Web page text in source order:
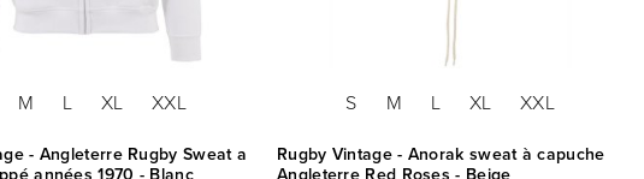
M L XL XXL
- Angleterre Rugby Sweat a
années 1970 - Blanc
S M L XL XXL
Rugby Vintage - Anorak sweat à capuche
Angleterre Red Roses - Beige